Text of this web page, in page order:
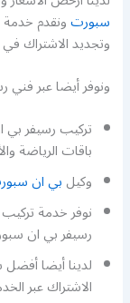
سبورتونقدم خدمة
وتجديد الاشتراك في
ونوفر أيضا عبر فني
تركيب رسيفر
باقات الرياضة
وكيلبي ان
رسيفر بي ان
لدينا أيضا
الاشتراك عبر